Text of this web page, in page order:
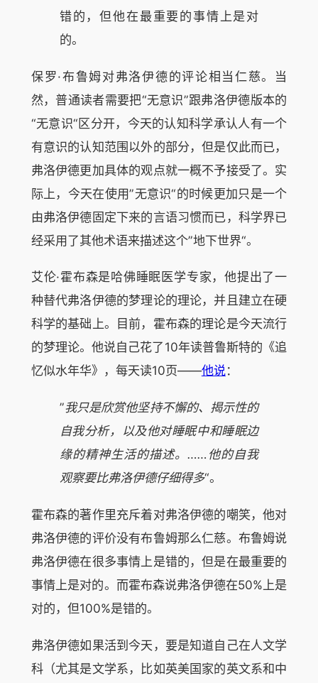
错的，但他在最重要的事情上是对
的。
保罗·布鲁姆对弗洛伊德的评论相当仁慈。当
然，普通读者需要把“无意识”跟弗洛伊德版本的
“无意识“区分开，今天的认知科学承认人有一个
有意识的认知范围以外的部分，但是仅此而已，
弗洛伊德更加具体的观点就一概不予接受了。实
际上，今天在使用”无意识“的时候更加只是一个
由弗洛伊德固定下来的言语习惯而已，科学界已
经采用了其他术语来描述这个”地下世界“。
艾伦·霍布森是哈佛睡眠医学专家，他提出了一
种替代弗洛伊德的梦理论的理论，并且建立在硬
科学的基础上。目前，霍布森的理论是今天流行
的梦理论。他说自己花了10年读普鲁斯特的《追
忆似水年华》，每天读10页——他说：
”我只是欣赏他坚持不懈的、揭示性的
自我分析，以及他对睡眠中和睡眠边
缘的精神生活的描述。……他的自我
观察要比弗洛伊德仔细得多“。
霍布森的著作里充斥着对弗洛伊德的嘲笑，他对
弗洛伊德的评价没有布鲁姆那么仁慈。布鲁姆说
弗洛伊德在很多事情上是错的，但是在最重要的
事情上是对的。而霍布森说弗洛伊德在50%上是
对的，但100%是错的。
弗洛伊德如果活到今天，要是知道自己在人文学
科（尤其是文学系，比如英美国家的英文系和中